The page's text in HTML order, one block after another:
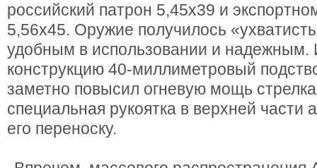
российский патрон 5,45х39 и
5,56х45. Оружие получилось
удобным в использовании и надежным.
конструкцию 40-миллиметровый
заметно повысил огневую мощь
специальная рукоятка в верхней части
его переноску.